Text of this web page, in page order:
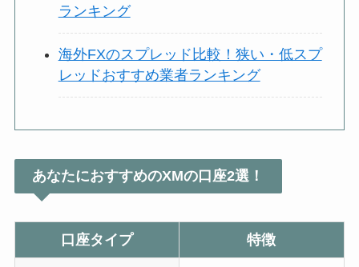
ランキング
海外FXのスプレッド比較！狭い・低スプ
レッドおすすめ業者ランキング
あなたにおすすめのXMの口座2選！
口座タイプ 特徴